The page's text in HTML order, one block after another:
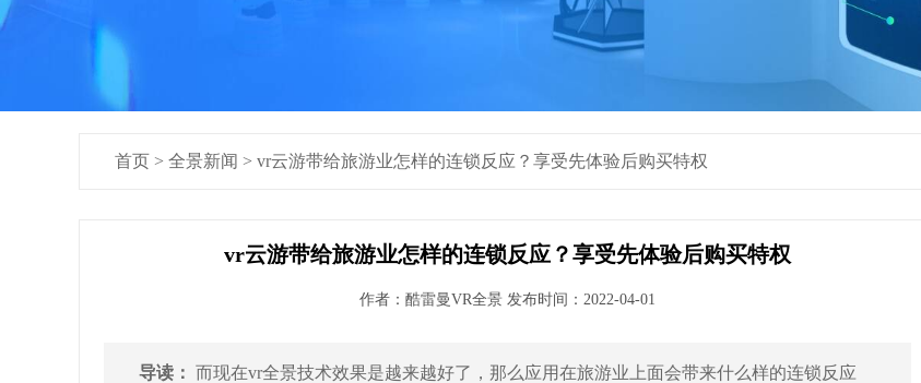
首页 > 全景新闻 > vr云游带给旅游业怎样的连锁反应？享受先体验后购买特权
vr云游带给旅游业怎样的连锁反应？享受先体验后购买特权
作者：酷雷曼VR全景 发布时间：2022-04-01
导读： 而现在vr全景技术效果是越来越好了，那么应用在旅游业上面会带来什么样的连锁反应